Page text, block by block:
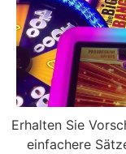
Erhalten Sie
einfachere